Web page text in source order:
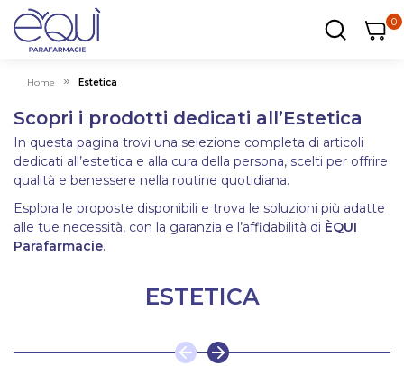
00
Home Estetica
Scopri i prodotti dedicati all’Estetica
In questa pagina trovi una selezione completa di articoli
dedicati all’estetica e alla cura della persona, scelti per offrire
qualità e benessere nella routine quotidiana.
Esplora le proposte disponibili e trova le soluzioni più adatte
alle tue necessità, con la garanzia e l’affidabilità di ÈQUI
Parafarmacie.
ESTETICA